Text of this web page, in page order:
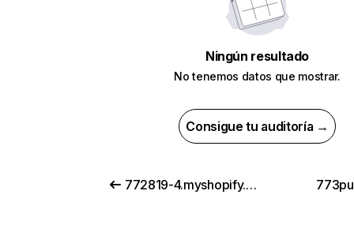
Ningún resultado
No tenemos datos que mostrar.
Consigue tu auditoría →
772819-4.myshopify.com